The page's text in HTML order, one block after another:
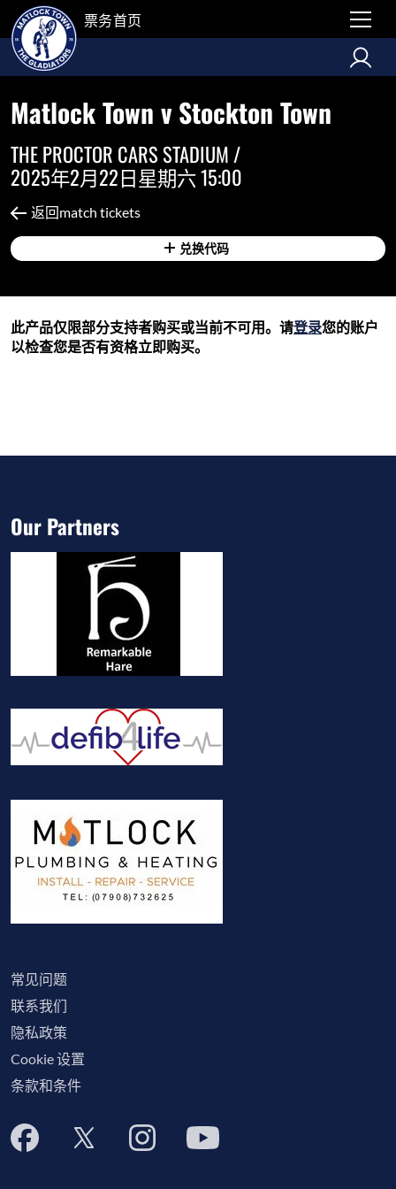
票务首页
Matlock Town v Stockton Town
THE PROCTOR CARS STADIUM /
2025年2月22日星期六 15:00
返回match tickets
兑换代码
此产品仅限部分支持者购买或当前不可用。请登录您的账户
以检查您是否有资格立即购买。
常见问题
联系我们
隐私政策
Cookie 设置
条款和条件
Our Partners